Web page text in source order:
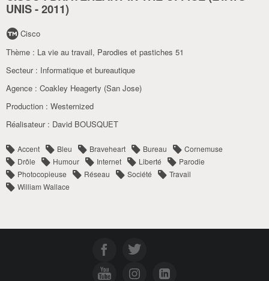
UNIS-2011)
Cisco
Thème : La vie au travail, Parodies et pastiches 51
Secteur : Informatique et bureautique
Agence : Coakley Heagerty (San Jose)
Production : Westernized
Réalisateur : David BOUSQUET
Accent Bleu Braveheart Bureau
Cornemuse
Drôle
Humour Internet Liberté
Parodie
Photocopieuse
Réseau Société
Travail
William Wallace